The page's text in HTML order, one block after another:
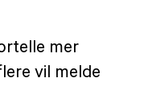
mer
vil melde